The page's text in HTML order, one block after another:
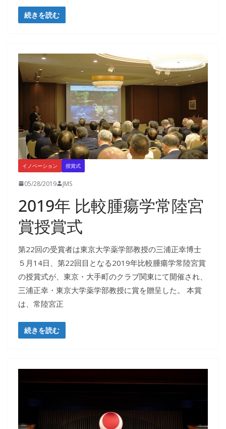
続きを読む
イノベーション 授賞式
05/28/2019 JMS
2019年 比較腫瘍学常陸宮
賞授賞式
第22回の受賞者は東京大学薬学部教授の三浦正幸博士
５月14日、第22回目となる2019年比較腫瘍学常陸宮賞
の授賞式が、東京・大手町のクラブ関東にて開催され、
三浦正幸・東京大学薬学部教授に賞を贈呈した。 本賞
は、常陸宮正
続きを読む